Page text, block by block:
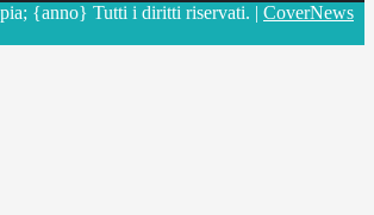
{anno} Tutti i diritti riservati. | CoverNews